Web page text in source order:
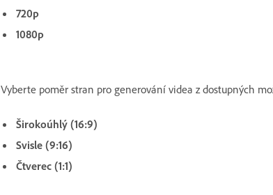
720p
1080p
Vyberte poměr stran pro generování videa z dostupných
Širokoúhlý (16:9)
Svisle (9:16)
Čtverec (1:1)